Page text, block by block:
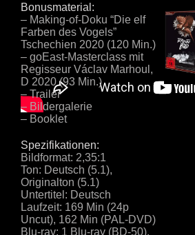
Bonusmaterial:
– Making-of-Doku “Die elf
Farben des Vogels”
Tschechien 2020 (120 Min.)
– goEast-Masterclass mit
Regisseur Václav Marhoul,
D 2020 (93 Min.)
– Trailer
– Bildergalerie
– Booklet
Spezifikationen:
Bildformat: 2,35:1
Ton: Deutsch (5.1),
Originalton (5.1)
Untertitel: Deutsch
Laufzeit: 169 Min (24p
Uncut), 162 Min (PAL-DVD)
Blu-ray: 1 Blu-ray (BD-50),